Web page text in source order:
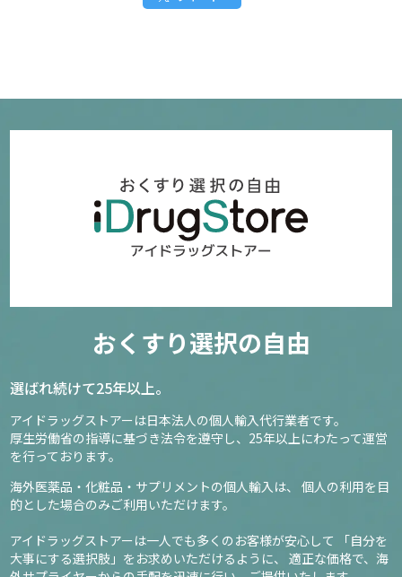
おくすり選択の自由
選ばれ続けて25年以上。
アイドラッグストアーは日本法人の個人輸入代行業者です。
厚生労働省の指導に基づき法令を遵守し、 25年以上にわたって運営
を行っております。
海外医薬品・化粧品・サプリメントの個人輸入は、
個人の利用を目
的とした場合のみご利用いただけます。
アイドラッグストアーは一人でも多くのお客様が安心して
「自分を
大事にする選択肢」をお求めいただけるように、
適正な価格で、海